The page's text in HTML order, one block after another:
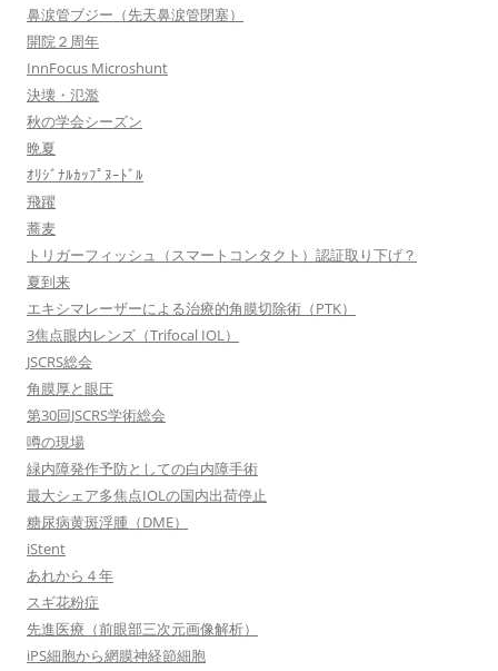
鼻涙管ブジー（先天鼻涙管閉塞）
開院２周年
InnFocus Microshunt
決壊・氾濫
秋の学会シーズン
晩夏
ｵﾘｼﾞﾅﾙｶｯﾌﾟﾇｰﾄﾞﾙ
飛躍
蕎麦
トリガーフィッシュ（スマートコンタクト）認証取り下げ？
夏到来
エキシマレーザーによる治療的角膜切除術（PTK）
3焦点眼内レンズ（Trifocal IOL）
JSCRS総会
角膜厚と眼圧
第30回JSCRS学術総会
噂の現場
緑内障発作予防としての白内障手術
最大シェア多焦点IOLの国内出荷停止
糖尿病黄斑浮腫（DME）
iStent
あれから４年
スギ花粉症
先進医療（前眼部三次元画像解析）
iPS細胞から網膜神経節細胞